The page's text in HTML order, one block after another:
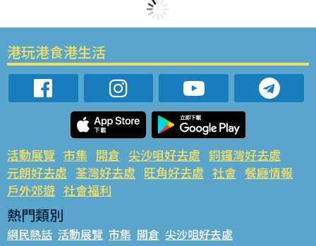
港玩港食港生活
活動展覽 市集 開倉 尖沙咀好去處 銅鑼灣好去處
元朗好去處 荃灣好去處 旺角好去處 社會 餐廳情報
戶外郊遊 社會福利
熱門類別
網民熱話 活動展覽 市集 開倉 尖沙咀好去處